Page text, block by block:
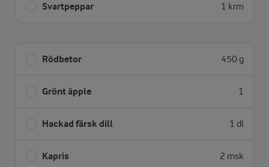
Svartpeppar 1 krm
Rödbetor 450 g
Grönt äpple 1
Hackad färsk dill 1 dl
Kapris 2 msk